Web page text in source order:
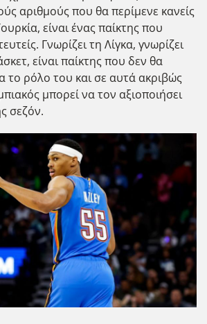
αριθμούς που θα περίμενε κανείς
είναι ένας παίκτης που
Γνωρίζει τη Λίγκα, γνωρίζει
είναι παίκτης που δεν θα
το ρόλο του και σε αυτά ακριβώς
μπορεί να τον αξιοποιήσει
σεζόν.